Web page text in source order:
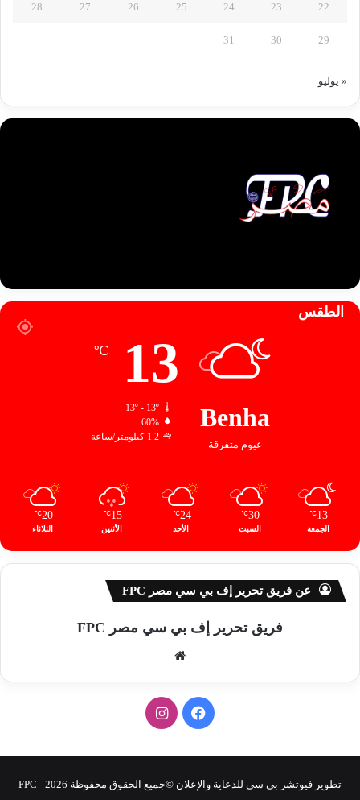
22
23
24
25
26
27
28
29
30
31
« يوليو
الطقس
Benha
غيوم متفرقة
13
℃
13º - 13º
60%
1.2 كيلومتر/ساعة
13
℃
الجمعة
30
℃
السبت
24
℃
الأحد
15
℃
الأثنين
20
℃
الثلاثاء
عن فريق تحرير إف بي سي مصر FPC
فريق تحرير إف بي سي مصر FPC
الوي
ب
س
تطوير فيوتشر بي سي للدعاية والإعلان ©جميع الحقوق محفوظة 2026 - FPC